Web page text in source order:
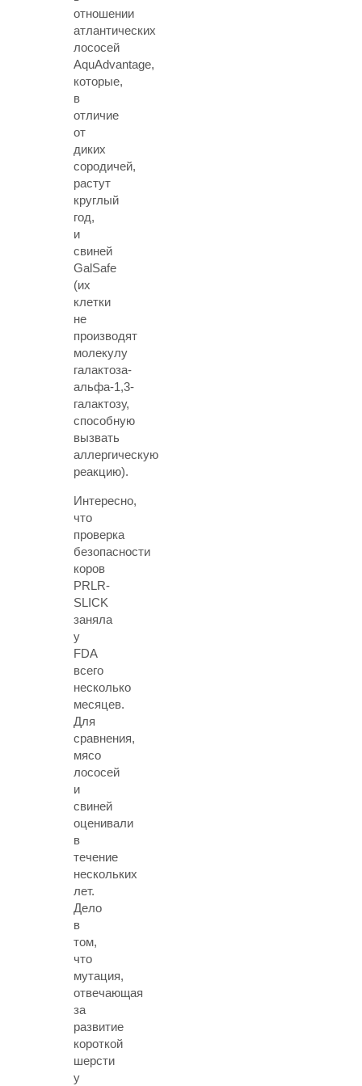
отношении
атлантических
лососей
AquAdvantage,
которые,
в
отличие
от
диких
сородичей,
растут
круглый
год,
и
свиней
GalSafe
(их
клетки
не
производят
молекулу
галактоза-
альфа-1,3-
галактозу,
способную
вызвать
аллергическую
реакцию).
Интересно,
что
проверка
безопасности
коров
PRLR-
SLICK
заняла
у
FDA
всего
несколько
месяцев.
Для
сравнения,
мясо
лососей
и
свиней
оценивали
в
течение
нескольких
лет.
Дело
в
том,
что
мутация,
отвечающая
за
развитие
короткой
шерсти
у